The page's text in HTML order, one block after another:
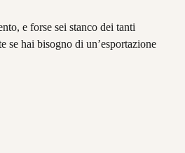
e forse sei stanco dei tanti
se hai bisogno di un’esportazione